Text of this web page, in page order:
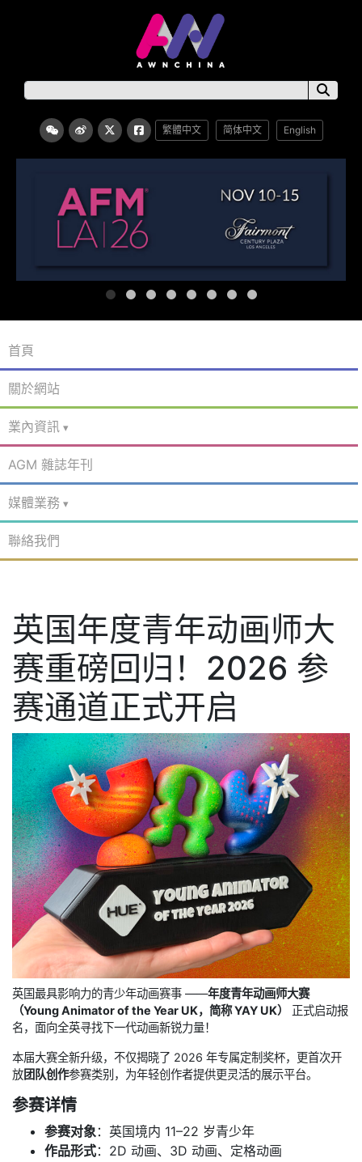
繁體中文 简体中文 English
首頁
關於網站
業內資訊
AGM 雜誌年刊
媒體業務
聯絡我們
英国年度青年动画师大
赛重磅回归！2026 参
赛通道正式开启
英国最具影响力的青少年动画赛事 ——年度青年动画师大赛
（Young Animator of the Year UK，简称 YAY UK）
正式启动报
名，面向全英寻找下一代动画新锐力量！
本届大赛全新升级，不仅揭晓了 2026 年专属定制奖杯，更首次开
放团队创作参赛类别，为年轻创作者提供更灵活的展示平台。
参赛详情
参赛对象：英国境内 11–22 岁青少年
作品形式：2D 动画、3D 动画、定格动画